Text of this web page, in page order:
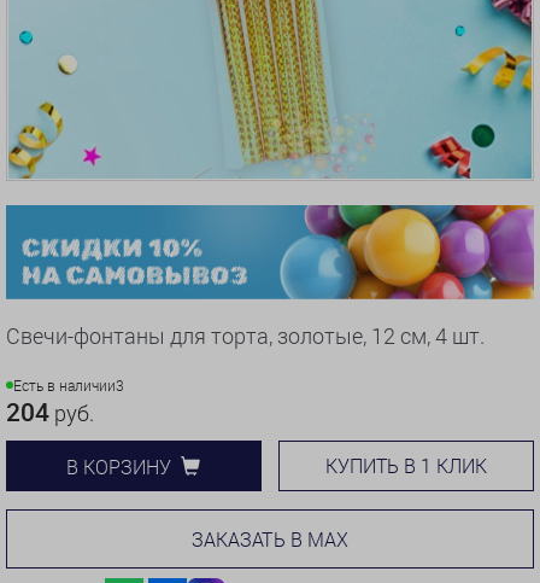
Свечи-фонтаны для торта, золотые, 12 см, 4 шт.
Есть в наличии3
204 руб.
В КОРЗИНУ КУПИТЬ В 1 КЛИК
ЗАКАЗАТЬ В MAX